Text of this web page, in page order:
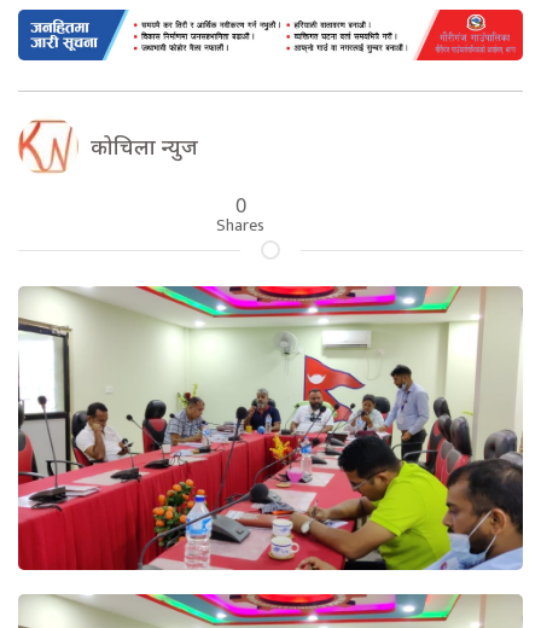
कोचिला न्युज
0
Shares